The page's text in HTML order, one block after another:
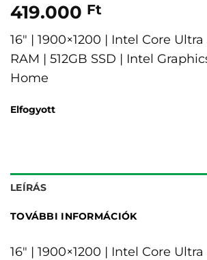
419.000 Ft
16″ | 1900×1200 | Intel Core Ultra
RAM | 512GB SSD | Intel
Home
Elfogyott
LEÍRÁS
TOVÁBBI INFORMÁCIÓK
16" | 1900×1200 | Intel Core Ultra